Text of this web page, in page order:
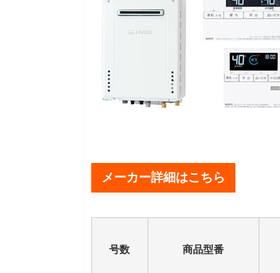
メーカー詳細はこちら
号数 商品型番